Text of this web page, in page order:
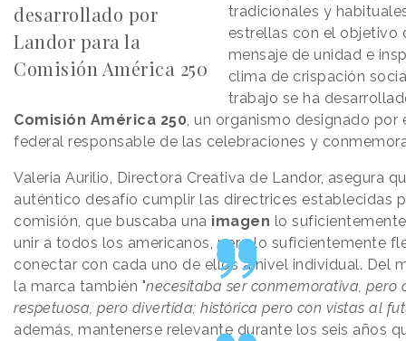
desarrollado por
Landor para la
Comisión América 250
tradicionales y
estrellas con el objetivo
mensaje de unidad e
clima de crispación
trabajo se ha
Comisión América 250, un organismo designado por
federal responsable de las celebraciones y
Valeria Aurilio, Directora Creativa de Landor, asegura
auténtico desafío cumplir las directrices establecidas
comisión, que buscaba una imagen lo
unir a todos los americanos, pero lo suficientemente
conectar con cada uno de ellos a nivel individual. Del
la marca también "necesitaba ser conmemorativa, pero
respetuosa, pero divertida; histórica pero con vistas al
además, mantenerse relevante durante los seis años